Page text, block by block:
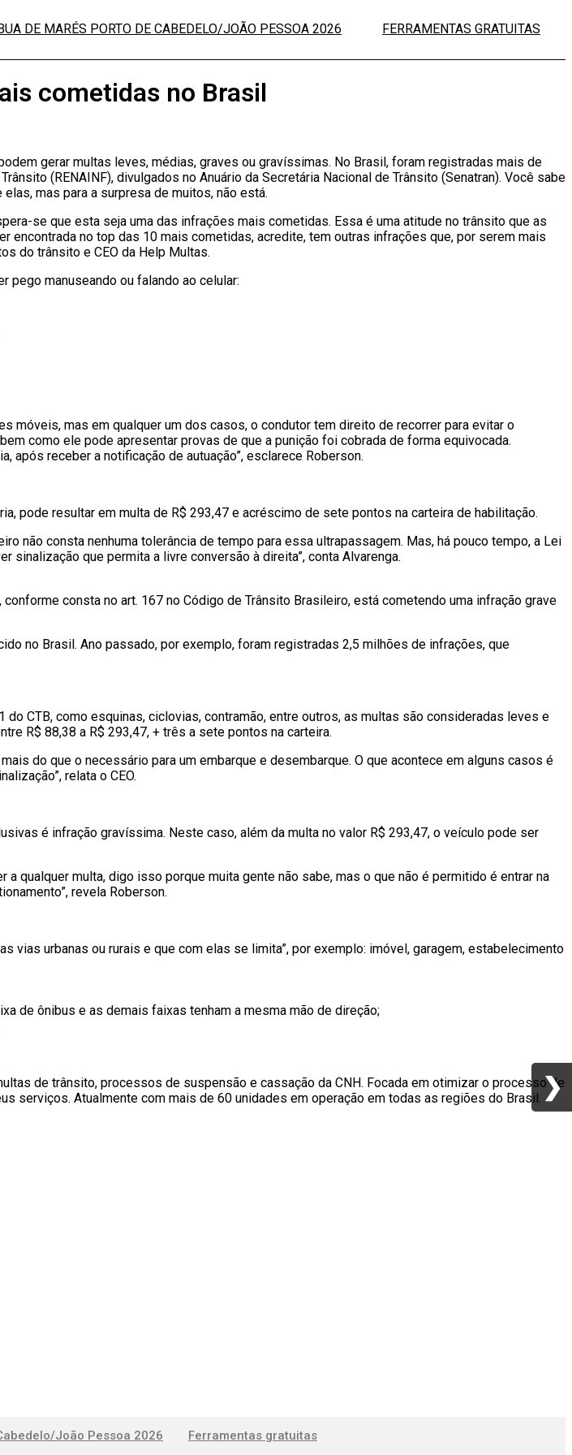
DE MARÉS PORTO DE CABEDELO/JOÃO PESSOA 2026 FERRAMENTAS GRATUITAS
cometidas no Brasil
gerar multas leves, médias, graves ou gravíssimas. No Brasil, foram registradas mais de
(RENAINF), divulgados no Anuário da Secretária Nacional de Trânsito (Senatran). Você sabe
mas para a surpresa de muitos, não está.
se que esta seja uma das infrações mais cometidas. Essa é uma atitude no trânsito que as
no top das 10 mais cometidas, acredite, tem outras infrações que, por serem mais
do trânsito e CEO da Help Multas.
manuseando ou falando ao celular:
móveis, mas em qualquer um dos casos, o condutor tem direito de recorrer para evitar o
como ele pode apresentar provas de que a punição foi cobrada de forma equivocada.
após receber a notificação de autuação”, esclarece Roberson.
pode resultar em multa de R$ 293,47 e acréscimo de sete pontos na carteira de habilitação.
não consta nenhuma tolerância de tempo para essa ultrapassagem. Mas, há pouco tempo, a Lei
sinalização que permita a livre conversão à direita”, conta Alvarenga.
consta no art. 167 no Código de Trânsito Brasileiro, está cometendo uma infração grave
no Brasil. Ano passado, por exemplo, foram registradas 2,5 milhões de infrações, que
CTB, como esquinas, ciclovias, contramão, entre outros, as multas são consideradas leves e
R$ 88,38 a R$ 293,47, + três a sete pontos na carteira.
do que o necessário para um embarque e desembarque. O que acontece em alguns casos é
relata o CEO.
é infração gravíssima. Neste caso, além da multa no valor R$ 293,47, o veículo pode ser
qualquer multa, digo isso porque muita gente não sabe, mas o que não é permitido é entrar na
revela Roberson.
vias urbanas ou rurais e que com elas se limita”, por exemplo: imóvel, garagem, estabelecimento
de ônibus e as demais faixas tenham a mesma mão de direção;
de trânsito, processos de suspensão e cassação da CNH. Focada em otimizar o processo de
serviços. Atualmente com mais de 60 unidades em operação em todas as regiões do Brasil.
João Pessoa 2026 Ferramentas gratuitas
❯
❯